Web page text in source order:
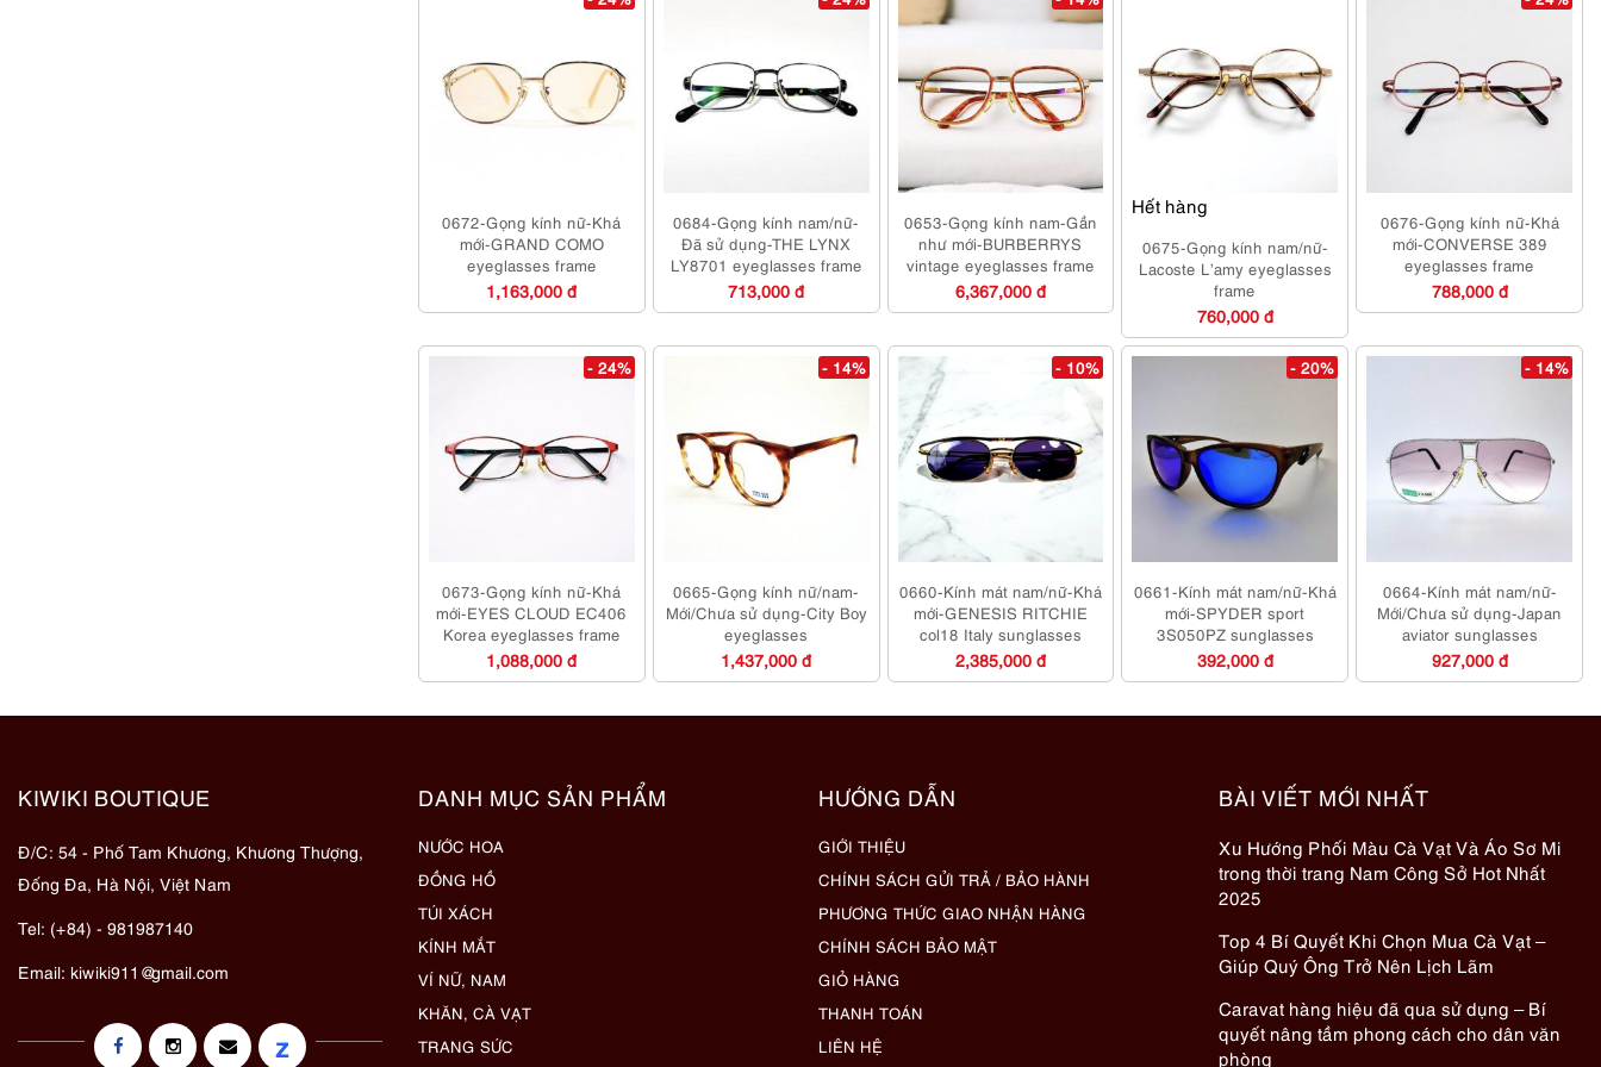
0672-Gọng kính nữ-Khá
mới-GRAND COMO
eyeglasses frame
1,163,000 đ
0684-Gọng kính nam/nữ-
Đã sử dụng-THE LYNX
LY8701 eyeglasses frame
713,000 đ
0653-Gọng kính nam-Gần
như mới-BURBERRYS
vintage eyeglasses frame
6,367,000 đ
Hết hàng
0675-Gọng kính nam/nữ-
Lacoste L’amy eyeglasses
frame
760,000 đ
0676-Gọng kính nữ-Khá
mới-CONVERSE 389
eyeglasses frame
788,000 đ
- 24%
0673-Gọng kính nữ-Khá
mới-EYES CLOUD EC406
Korea eyeglasses frame
1,088,000 đ
- 14%
0665-Gọng kính nữ/nam-
Mới/Chưa sử dụng-City Boy
eyeglasses
1,437,000 đ
- 10%
0660-Kính mát nam/nữ-Khá
mới-GENESIS RITCHIE
col18 Italy sunglasses
2,385,000 đ
- 20%
0661-Kính mát nam/nữ-Khá
mới-SPYDER sport
3S050PZ sunglasses
392,000 đ
- 14%
0664-Kính mát nam/nữ-
Mới/Chưa sử dụng-Japan
aviator sunglasses
927,000 đ
KIWIKI BOUTIQUE
Đ/C: 54 - Phố Tam Khương, Khương Thượng,
Đống Đa, Hà Nội, Việt Nam
Tel: (+84) - 981987140
Email: kiwiki911@gmail.com
z
DANH MỤC SẢN PHẨM
NƯỚC HOA
ĐỒNG HỒ
TÚI XÁCH
KÍNH MẮT
VÍ NỮ, NAM
KHĂN, CÀ VẠT
TRANG SỨC
HƯỚNG DẪN
GIỚI THIỆU
CHÍNH SÁCH GỬI TRẢ / BẢO HÀNH
PHƯƠNG THỨC GIAO NHẬN HÀNG
CHÍNH SÁCH BẢO MẬT
GIỎ HÀNG
THANH TOÁN
LIÊN HỆ
BÀI VIẾT MỚI NHẤT
Xu Hướng Phối Màu Cà Vạt Và Áo Sơ Mi
trong thời trang Nam Công Sở Hot Nhất
2025
Top 4 Bí Quyết Khi Chọn Mua Cà Vạt –
Giúp Quý Ông Trở Nên Lịch Lãm
Caravat hàng hiệu đã qua sử dụng – Bí
quyết nâng tầm phong cách cho dân văn
phòng